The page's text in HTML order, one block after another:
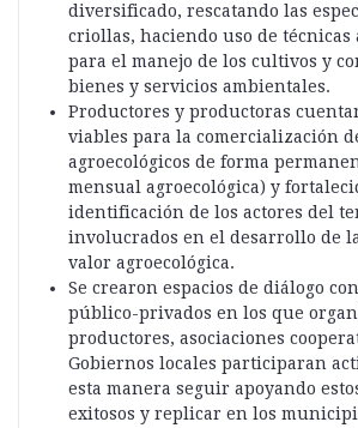
diversificado, rescatando las
criollas, haciendo uso de técnicas
para el manejo de los cultivos y
bienes y servicios ambientales.
Productores y productoras
viables para la comercialización
agroecológicos de forma
mensual agroecológica) y
identificación de los actores del
involucrados en el desarrollo de
valor agroecológica.
Se crearon espacios de diálogo
público-privados en los que
productores, asociaciones
Gobiernos locales participaran
esta manera seguir apoyando
exitosos y replicar en los